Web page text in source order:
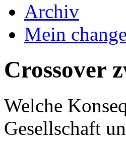
Archiv
Mein
Crossover
Welche
Gesellschaft